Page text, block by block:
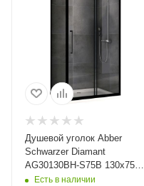
Душевой уголок Abber
Schwarzer Diamant
AG30130BH-S75B 130х75
стекло прозрачное
Есть в наличии